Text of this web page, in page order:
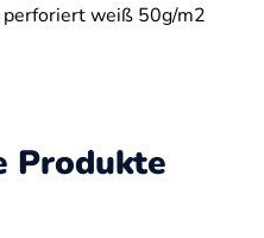
perforiert weiß 50g/m2
Produkte